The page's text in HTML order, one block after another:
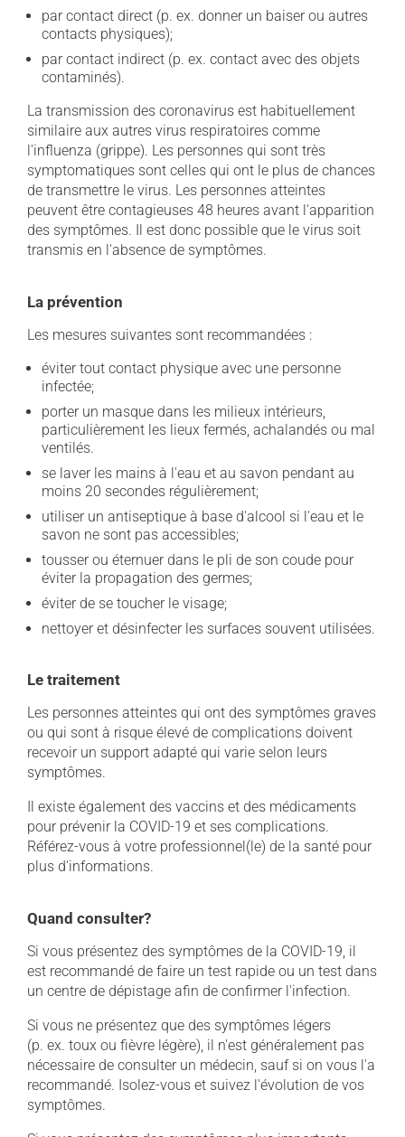
par contact direct (p. ex. donner un baiser ou autres
contacts physiques);
par contact indirect (p. ex. contact avec des objets
contaminés).
La transmission des coronavirus est habituellement
similaire aux autres virus respiratoires comme
l'influenza (grippe). Les personnes qui sont très
symptomatiques sont celles qui ont le plus de chances
de transmettre le virus. Les personnes atteintes
peuvent être contagieuses 48 heures avant l'apparition
des symptômes. Il est donc possible que le virus soit
transmis en l'absence de symptômes.
La prévention
Les mesures suivantes sont recommandées :
éviter tout contact physique avec une personne
infectée;
porter un masque dans les milieux intérieurs,
particulièrement les lieux fermés, achalandés ou mal
ventilés.
se laver les mains à l'eau et au savon pendant au
moins 20 secondes régulièrement;
utiliser un antiseptique à base d'alcool si l'eau et le
savon ne sont pas accessibles;
tousser ou éternuer dans le pli de son coude pour
éviter la propagation des germes;
éviter de se toucher le visage;
nettoyer et désinfecter les surfaces souvent utilisées.
Le traitement
Les personnes atteintes qui ont des symptômes graves
ou qui sont à risque élevé de complications doivent
recevoir un support adapté qui varie selon leurs
symptômes.
Il existe également des vaccins et des médicaments
pour prévenir la COVID-19 et ses complications.
Référez-vous à votre professionnel(le) de la santé pour
plus d'informations.
Quand consulter?
Si vous présentez des symptômes de la COVID-19, il
est recommandé de faire un test rapide ou un test dans
un centre de dépistage afin de confirmer l'infection.
Si vous ne présentez que des symptômes légers
(p. ex. toux ou fièvre légère), il n'est généralement pas
nécessaire de consulter un médecin, sauf si on vous l'a
recommandé. Isolez-vous et suivez l'évolution de vos
symptômes.